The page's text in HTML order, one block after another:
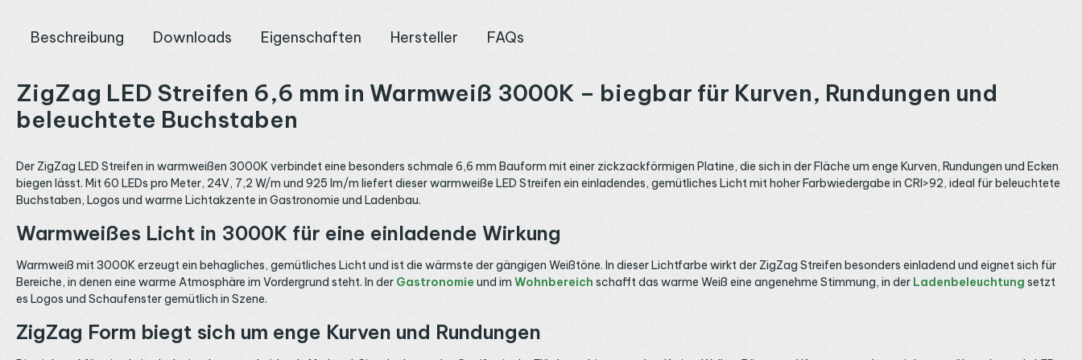
Beschreibung Downloads Eigenschaften Hersteller FAQs
ZigZag LED Streifen 6,6 mm in Warmweiß 3000K – biegbar für Kurven, Rundungen und
beleuchtete Buchstaben
Der ZigZag LED Streifen in warmweißen 3000K verbindet eine besonders schmale 6,6 mm Bauform mit einer zickzackförmigen Platine, die sich in der Fläche um enge Kurven, Rundungen und Ecken
biegen lässt. Mit 60 LEDs pro Meter, 24V, 7,2 W/m und 925 lm/m liefert dieser warmweiße LED Streifen ein einladendes, gemütliches Licht mit hoher Farbwiedergabe in CRI>92, ideal für beleuchtete
Buchstaben, Logos und warme Lichtakzente in Gastronomie und Ladenbau.
Warmweißes Licht in 3000K für eine einladende Wirkung
Warmweiß mit 3000K erzeugt ein behagliches, gemütliches Licht und ist die wärmste der gängigen Weißtöne. In dieser Lichtfarbe wirkt der ZigZag Streifen besonders einladend und eignet sich für
Bereiche, in denen eine warme Atmosphäre im Vordergrund steht. In der Gastronomie und im Wohnbereich schafft das warme Weiß eine angenehme Stimmung, in der Ladenbeleuchtung setzt
es Logos und Schaufenster gemütlich in Szene.
ZigZag Form biegt sich um enge Kurven und Rundungen